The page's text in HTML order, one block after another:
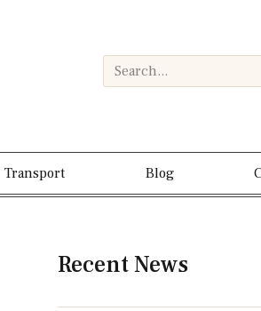
Transport Blog
Recent News